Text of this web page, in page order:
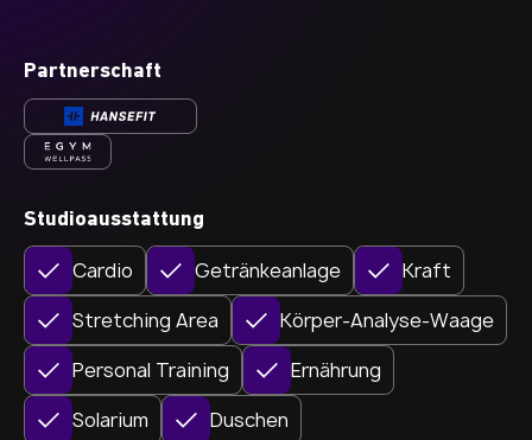
Partnerschaft
Studioausstattung
Cardio Getränkeanlage
Kraft
Stretching Area
Körper-Analyse-Waage
Personal Training
Ernährung
Solarium
Duschen